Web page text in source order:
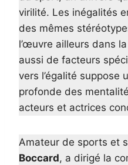
virilité. Les inégalités
des mêmes
l’œuvre ailleurs dans
aussi de facteurs
vers l’égalité suppose
profonde des
acteurs et actrices
Amateur de sports et
Boccard, a dirigé la